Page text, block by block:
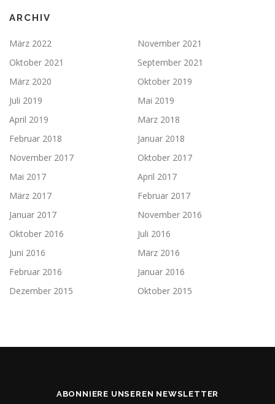
ARCHIV
März 2022
November 2021
Oktober 2021
September 2021
März 2020
Oktober 2019
Juli 2019
Mai 2019
April 2019
März 2018
Februar 2018
Januar 2018
November 2017
Oktober 2017
Mai 2017
April 2017
März 2017
Februar 2017
Januar 2017
November 2016
Oktober 2016
Juli 2016
Juni 2016
März 2016
Februar 2016
Januar 2016
Dezember 2015
Oktober 2015
ABONNIERE UNSEREN NEWSLETTER